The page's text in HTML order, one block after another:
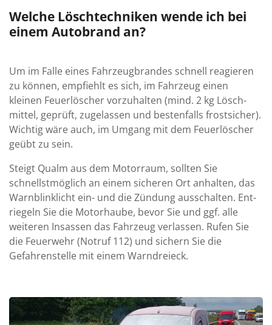
Welche Löschtechniken wende ich bei
einem Autobrand an?
Um im Falle eines Fahr­zeug­brandes schnell rea­gie­ren
zu können, emp­fiehlt es sich, im Fahr­zeug einen
kleinen Feuer­löscher vor­zu­halten (mind. 2 kg Lösch­
mittel, geprüft, zuge­lassen und besten­falls frost­sicher).
Wichtig wäre auch, im Um­gang mit dem Feuer­löscher
geübt zu sein.
Steigt Qualm aus dem Motor­raum, sollten Sie
schnellst­möglich an einem sicheren Ort an­halten, das
Warn­blink­licht ein­- und die Zün­dung aus­schalten. Ent­
rie­geln Sie die Motor­haube, be­vor Sie und ggf. alle
weiteren In­sas­sen das Fahr­zeug ver­lassen. Rufen Sie
die Feuer­wehr (Notruf 112) und sichern Sie die
Gefahren­stelle mit einem Warn­dreieck.